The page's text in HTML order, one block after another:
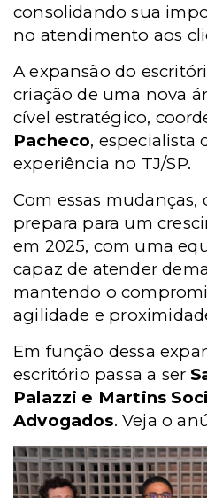
consolidando sua
no atendimento aos
A expansão do
criação de uma nova
cível estratégico,
Pacheco, especialista
experiência no TJ/SP.
Com essas mudanças,
prepara para um
em 2025, com uma
capaz de atender
mantendo o
agilidade e
Em função dessa
escritório passa a ser
Palazzi e Martins
Advogados. Veja o